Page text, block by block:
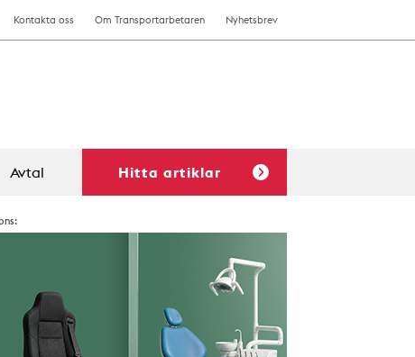
Kontakta oss Om Transportarbetaren Nyhetsbrev
Avtal Hitta artiklar